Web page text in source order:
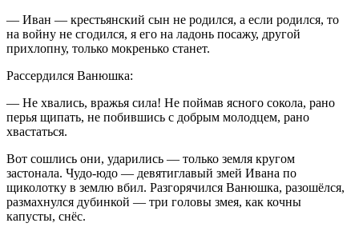
— Иван — крестьянский сын не родился, а если родился, то
на войну не сгодился, я его на ладонь посажу, другой
прихлопну, только мокренько станет.
Рассердился Ванюшка:
— Не хвались, вражья сила! Не поймав ясного сокола, рано
перья щипать, не побившись с добрым молодцем, рано
хвастаться.
Вот сошлись они, ударились — только земля кругом
застонала. Чудо-юдо — девятиглавый змей Ивана по
щиколотку в землю вбил. Разгорячился Ванюшка, разошёлся,
размахнулся дубинкой — три головы змея, как кочны
капусты, снёс.